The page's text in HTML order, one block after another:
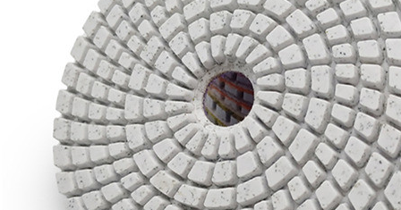
Tinggalkan pesan
akan segera menghubungi Anda